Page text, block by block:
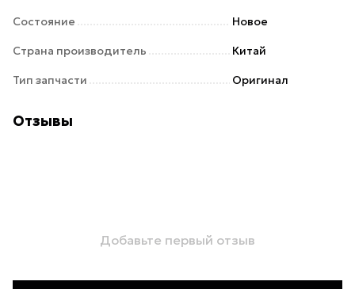
Состояние Новое
Страна производитель Китай
Тип запчасти Оригинал
Отзывы
Добавьте первый отзыв